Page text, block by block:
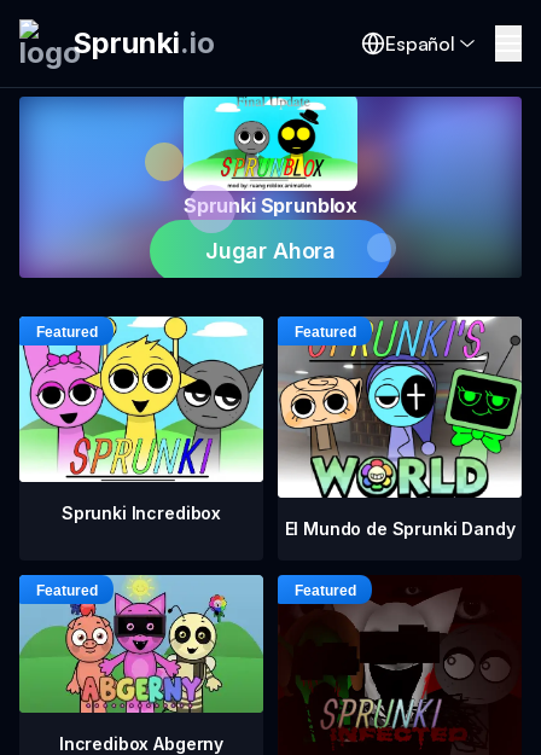
Sprunki.io Español
Sprunki Sprunblox
Jugar Ahora
Sprunki Incredibox
El Mundo de Sprunki Dandy
Incredibox Abgerny